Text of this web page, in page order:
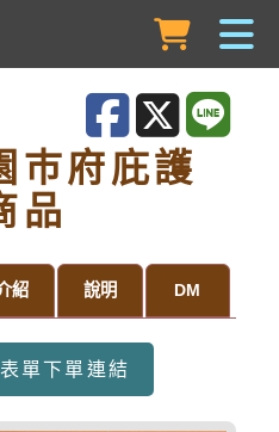
巿府庇護
品
紹 說明 DM
單下單連結